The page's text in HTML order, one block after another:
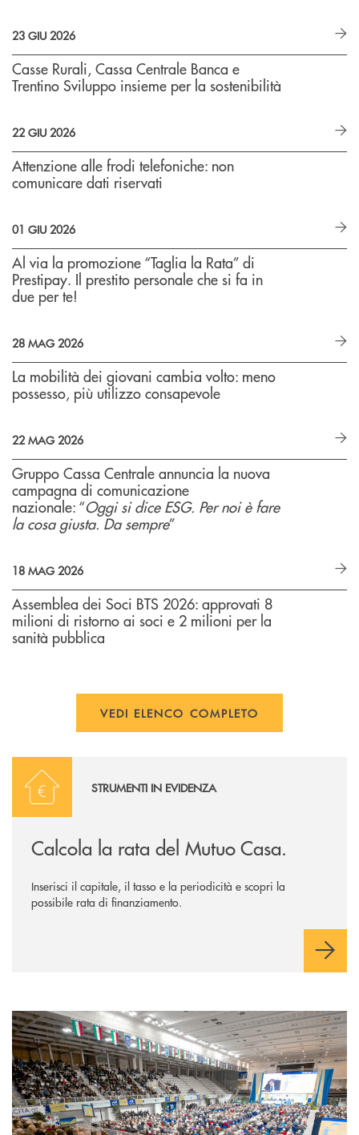
23 GIU 2026
Casse Rurali, Cassa Centrale Banca e
Trentino Sviluppo insieme per la sostenibilità
22 GIU 2026
Attenzione alle frodi telefoniche: non
comunicare dati riservati
01 GIU 2026
Al via la promozione “Taglia la Rata” di
Prestipay. Il prestito personale che si fa in
due per te!
28 MAG 2026
La mobilità dei giovani cambia volto: meno
possesso, più utilizzo consapevole
22 MAG 2026
Gruppo Cassa Centrale annuncia la nuova
campagna di comunicazione
nazionale: “Oggi si dice ESG. Per noi è fare
la cosa giusta. Da sempre”
18 MAG 2026
Assemblea dei Soci BTS 2026: approvati 8
milioni di ristorno ai soci e 2 milioni per la
sanità pubblica
VEDI ELENCO COMPLETO
STRUMENTI IN EVIDENZA
Calcola la rata del Mutuo Casa.
Inserisci il capitale, il tasso e la periodicità e scopri la
possibile rata di finanziamento.
Diventa socio